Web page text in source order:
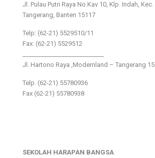
Jl. Pulau Putri Raya No.Kav 10, Klp. Indah,
Tangerang, Banten 15117
Telp: (62-21) 5529510/11
Fax: (62-21) 5529512
Jl. Hartono Raya ,Modernland – Tangerang
Telp. (62-21) 55780936
Fax (62-21) 55780938
SEKOLAH HARAPAN BANGSA